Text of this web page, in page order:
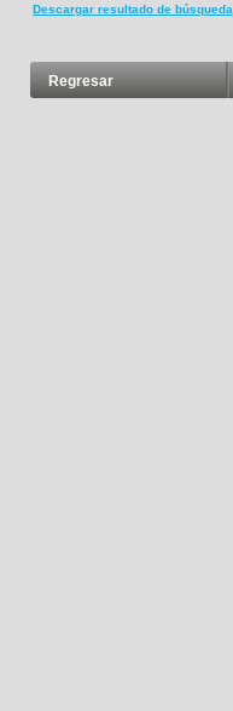
Descargar resultado de búsqueda
Regresar